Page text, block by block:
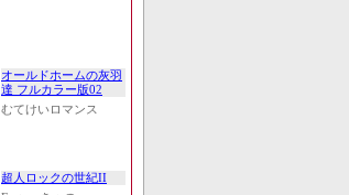
オールドホームの灰羽
達 フルカラー版02
むてけいロマンス
超人ロックの世紀II